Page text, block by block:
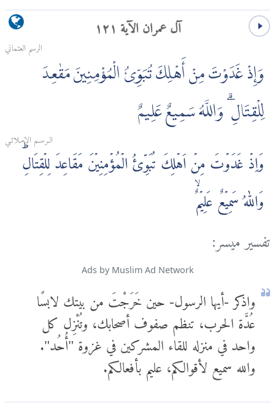
آل عمران الآية ١٢١
الرسم العثماني
وَإِذْ غَدَوْتَ مِنْ أَهْلِكَ تُبَوِّئُ الْمُؤْمِنِينَ مَقٰعِدَ
لِلْقِتَالِ ۗ وَاللَّهُ سَمِيعٌ عَلِيمٌ
الـرسـم الإمـلائـي
وَاِذۡ غَدَوۡتَ مِنۡ اَهۡلِكَ تُبَوِّئُ الۡمُؤۡمِنِيۡنَ مَقَاعِدَ لِلۡقِتَالِ‌ؕ
وَاللّٰهُ سَمِيۡعٌ عَلِيۡمٌۙ
تفسير ميسر:
Ads by Muslim Ad Network
واذكر -أيها الرسول- حين خَرَجْتَ من بيتك لابسًا
عُدَّة الحرب، تنظم صفوف أصحابك، وتُنْزِل كل
واحد في منزله للقاء المشركين في غزوة "أُحُد".
والله سميع لأقوالكم، عليم بأفعالكم.